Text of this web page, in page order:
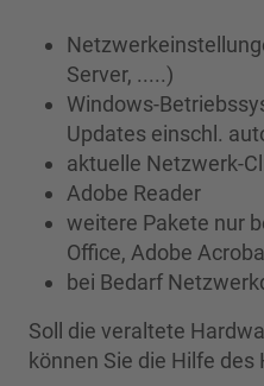
Server, .....)
Windows-
Updates einschl.
aktuelle Netzwerk-
Adobe Reader
weitere Pakete nur
Office, Adobe
bei Bedarf
Soll die veraltete
können Sie die Hilfe des